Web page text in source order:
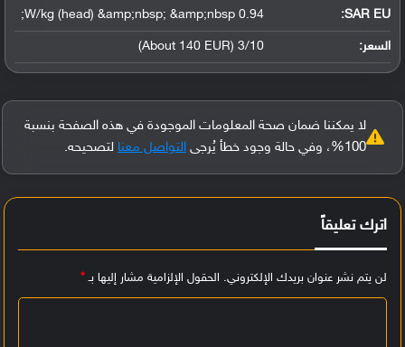
SAR EU:
0.94 W/kg (head) &amp;nbsp; &amp;nbsp;
السعر: 3/10 (About 140 EUR)
لا يمكننا ضمان صحة المعلومات الموجودة في هذه الصفحة بنسبة
100%، وفي حالة وجود خطأ يُرجى
التواصل معنا لتصحيحه.
اترك تعليقاً
لن يتم نشر عنوان بريدك الإلكتروني. الحقول الإلزامية مشار إليها بـ*